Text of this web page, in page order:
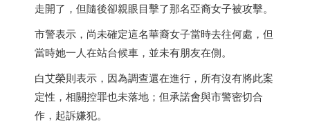
走開了，但隨後卻親眼目擊了那名亞裔女子被攻擊。
市警表示，尚未確定這名華裔女子當時去往何處，但
當時她一人在站台候車，並未有朋友在側。
白艾榮則表示，因為調查還在進行，所有沒有將此案
定性，相關控罪也未落地；但承諾會與市警密切合
作，起訴嫌犯。